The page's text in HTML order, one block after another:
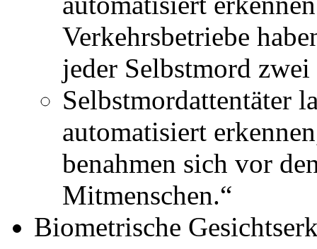
Verkehrsbetriebe
jeder Selbstmord
Selbstmordattentäter
automatisiert
benahmen sich vor
Mitmenschen.“
Biometrische